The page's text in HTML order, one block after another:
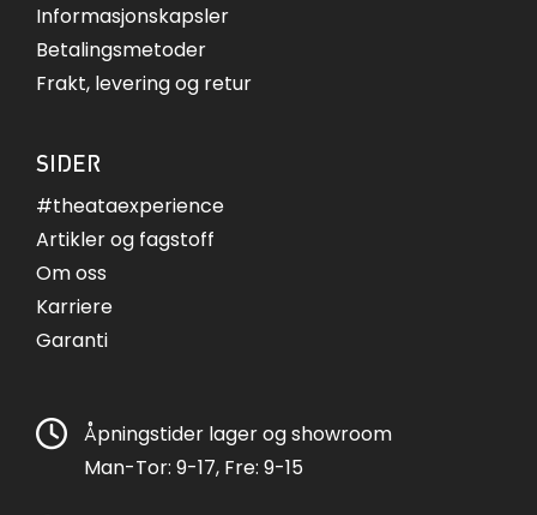
Informasjonskapsler
Betalingsmetoder
Frakt, levering og retur
SIDER
#theataexperience
Artikler og fagstoff
Om oss
Karriere
Garanti
Åpningstider lager og showroom
Man-Tor: 9-17, Fre: 9-15